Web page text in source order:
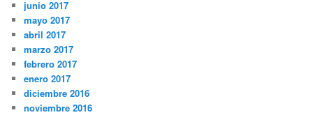
junio 2017
mayo 2017
abril 2017
marzo 2017
febrero 2017
enero 2017
diciembre 2016
noviembre 2016